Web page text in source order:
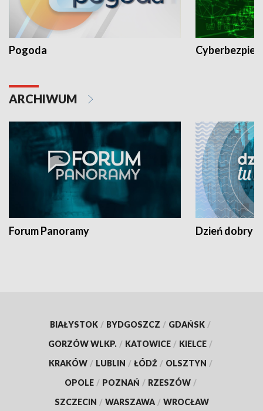
Pogoda
ARCHIWUM
Forum Panoramy Dzień dobry
BIAŁYSTOK / BYDGOSZCZ / GDAŃSK /
GORZÓW WLKP. / KATOWICE / KIELCE /
KRAKÓW / LUBLIN / ŁÓDŹ / OLSZTYN /
OPOLE / POZNAŃ / RZESZÓW /
SZCZECIN / WARSZAWA / WROCŁAW